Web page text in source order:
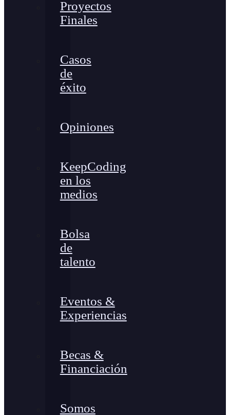
Proyectos
Finales
Casos
de
éxito
Opiniones
KeepCoding
en los
medios
Bolsa
de
talento
Eventos &
Experiencias
Becas &
Financiación
Somos